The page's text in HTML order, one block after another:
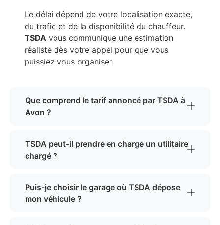
Le délai dépend de votre localisation exacte,
du trafic et de la disponibilité du chauffeur.
TSDA vous communique une estimation
réaliste dès votre appel pour que vous
puissiez vous organiser.
Que comprend le tarif annoncé par TSDA à
Avon ?
TSDA peut-il prendre en charge un utilitaire
chargé ?
Puis-je choisir le garage où TSDA dépose
mon véhicule ?